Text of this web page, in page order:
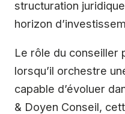
structuration
horizon
Le rôle du conseiller
lorsqu’il orchestre
capable d’évoluer
& Doyen Conseil,